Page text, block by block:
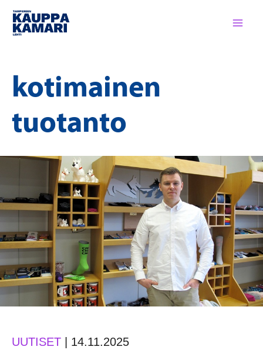
Siirry
sisältöön
kotimainen
tuotanto
UUTISET 14.11.2025